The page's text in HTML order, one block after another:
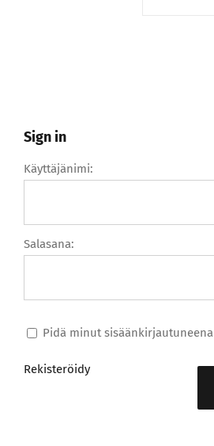
Sign in
Käyttäjänimi:
Salasana:
Pidä minut sisäänkirjautuneena
Rekisteröidy